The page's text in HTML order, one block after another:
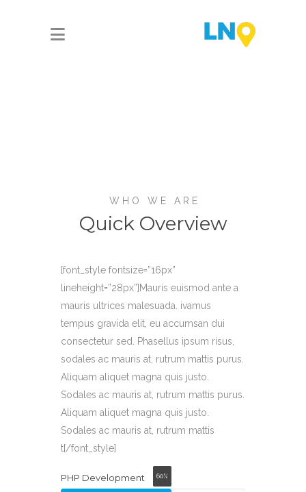
WHO WE ARE
Quick Overview
[font_style fontsize=”16px”
lineheight=”28px”]Mauris euismod ante a
mauris ultrices malesuada. ivamus
tempus gravida elit, eu accumsan dui
consectetur sed. Phasellus ipsum risus,
sodales ac mauris at, rutrum mattis purus.
Aliquam aliquet magna quis justo.
Sodales ac mauris at, rutrum mattis purus.
Aliquam aliquet magna quis justo.
Sodales ac mauris at, rutrum mattis
t[/font_style]
PHP Development 60%